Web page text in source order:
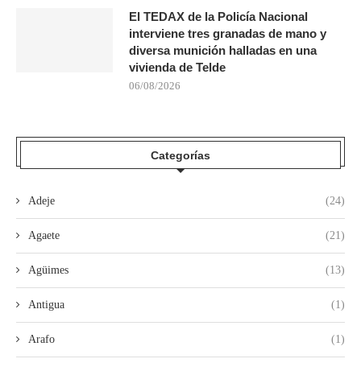
El TEDAX de la Policía Nacional
interviene tres granadas de mano y
diversa munición halladas en una
vivienda de Telde
06/08/2026
Categorías
Adeje (24)
Agaete (21)
Agüimes (13)
Antigua (1)
Arafo (1)